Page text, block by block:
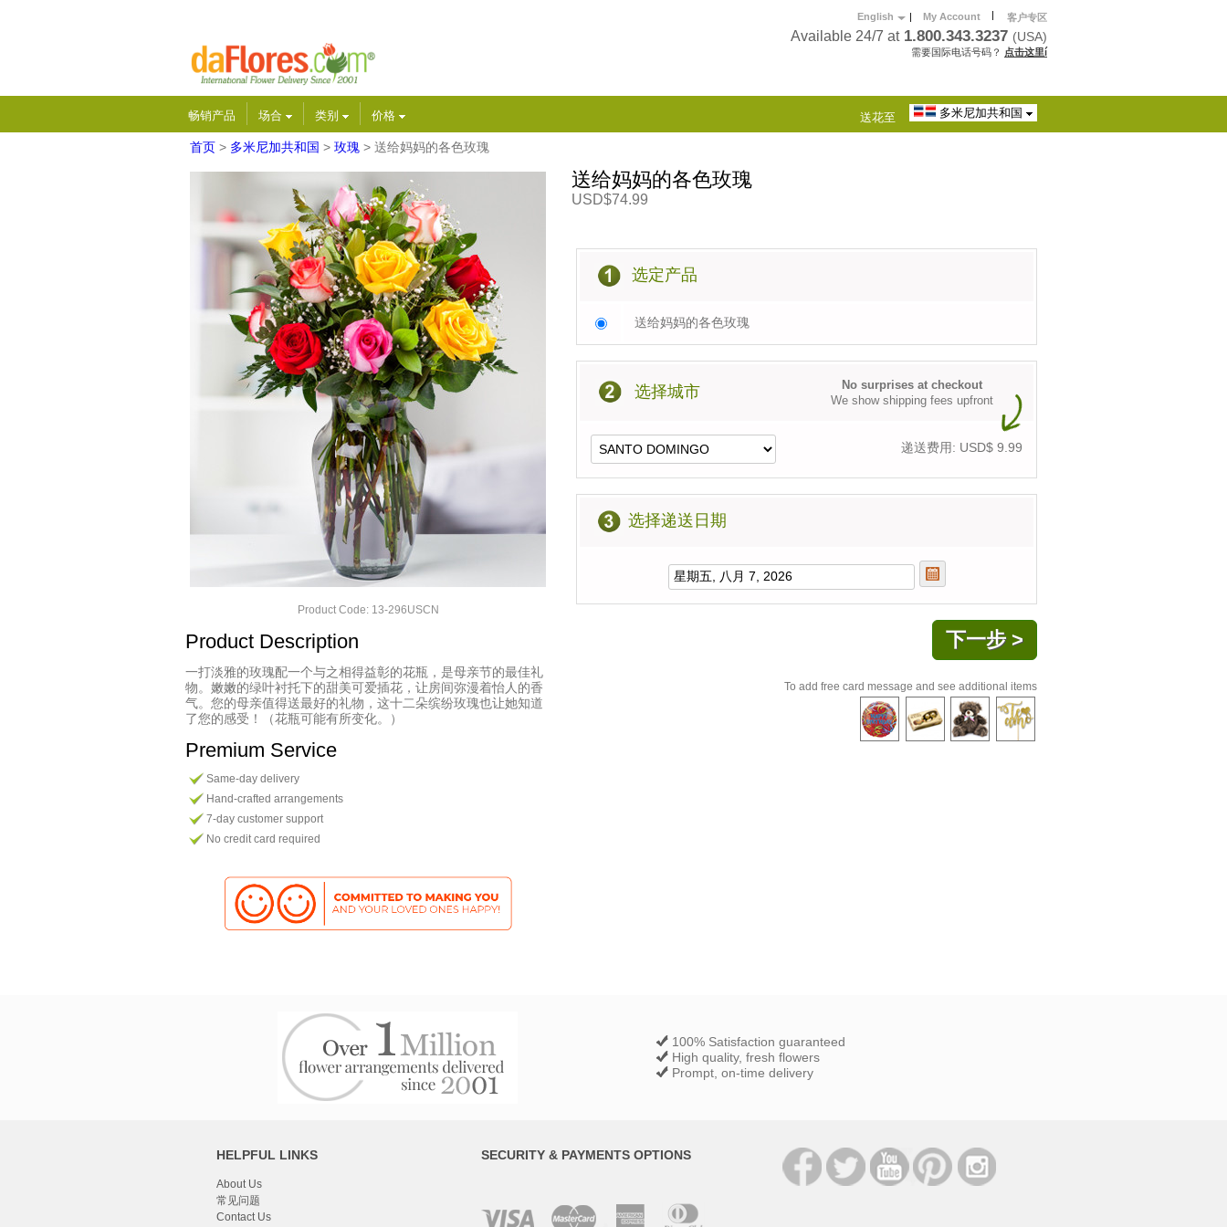
English | My Account | 客户专区
Available 24/7 at 1.800.343.3237 (USA)
需要国际电话号码？ 点击这里í
畅销产品 场合 类别 价格 送花至 多米尼加共和国
首页 > 多米尼加共和国 > 玫瑰 > 送给妈妈的各色玫瑰
Product Code: 13-296USCN
Product Description
一打淡雅的玫瑰配一个与之相得益彰的花瓶，是母亲节的最佳礼
物。嫩嫩的绿叶衬托下的甜美可爱插花，让房间弥漫着怡人的香
气。您的母亲值得送最好的礼物，这十二朵缤纷玫瑰也让她知道
了您的感受！（花瓶可能有所变化。）
Premium Service
Same-day delivery
Hand-crafted arrangements
7-day customer support
No credit card required
送给妈妈的各色玫瑰
USD$74.99
选定产品
送给妈妈的各色玫瑰
选择城市
No surprises at checkout
We show shipping fees upfront
递送费用: USD$ 9.99
选择递送日期
To add free card message and see additional items
100% Satisfaction guaranteed
High quality, fresh flowers
Prompt, on-time delivery
HELPFUL LINKS
About Us
常见问题
Contact Us
SECURITY & PAYMENTS OPTIONS